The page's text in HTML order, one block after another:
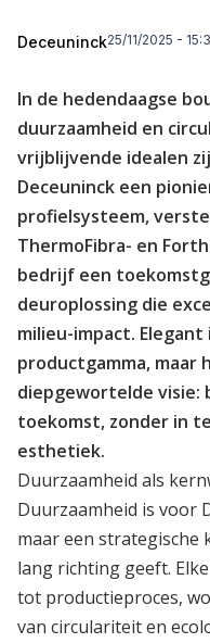
Deceuninck25/11/2025 -
In de hedendaagse
duurzaamheid en
vrijblijvende idealen
Deceuninck een
profielsysteem,
ThermoFibra- en
bedrijf een
deuroplossing die
milieu-impact.
productgamma,
diepgewortelde visie:
toekomst, zonder in
esthetiek.
Duurzaamheid als
Duurzaamheid is voor
maar een strategische
lang richting geeft.
tot productieproces,
van circulariteit en